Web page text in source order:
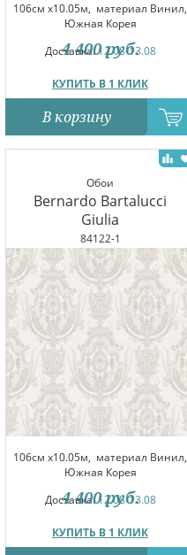
106см x10.05м, материал Винил,
Южная Корея
Доставка:12.08-13.08
КУПИТЬ В 1 КЛИК
4 400 руб.
В корзину
Обои
Bernardo Bartalucci
Giulia
84122-1
106см x10.05м, материал Винил,
Южная Корея
Доставка:12.08-13.08
КУПИТЬ В 1 КЛИК
4 400 руб.